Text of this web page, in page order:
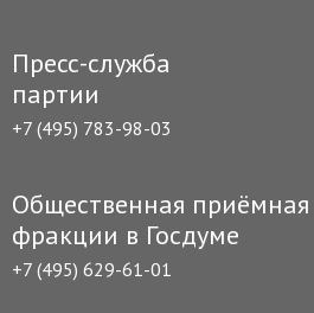
Пресс-служба
партии
+7 (495) 783-98-03
Общественная приёмная
фракции в Госдуме
+7 (495) 629-61-01